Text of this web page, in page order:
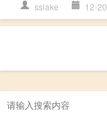
sslake 12-20